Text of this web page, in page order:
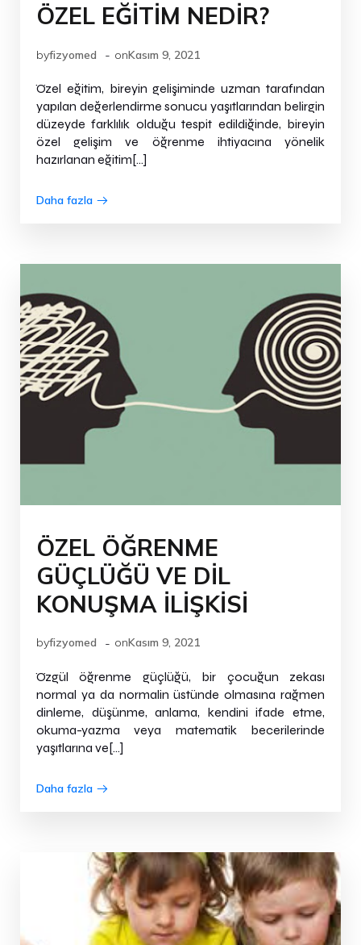
ÖZEL EĞİTİM NEDİR?
byfizyomed - onKasım 9, 2021
Özel eğitim, bireyin gelişiminde uzman tarafından
yapılan değerlendirme sonucu yaşıtlarından belirgin
düzeyde farklılık olduğu tespit edildiğinde, bireyin
özel gelişim ve öğrenme ihtiyacına yönelik
hazırlanan eğitim[…]
Daha fazla
ÖZEL ÖĞRENME
GÜÇLÜĞÜ VE DİL
KONUŞMA İLİŞKİSİ
byfizyomed - onKasım 9, 2021
Özgül öğrenme güçlüğü, bir çocuğun zekası
normal ya da normalin üstünde olmasına rağmen
dinleme, düşünme, anlama, kendini ifade etme,
okuma-yazma veya matematik becerilerinde
yaşıtlarına ve[…]
Daha fazla